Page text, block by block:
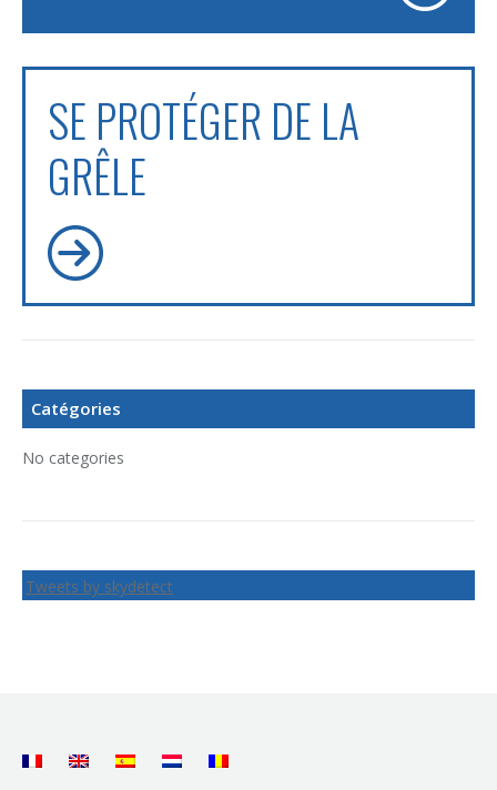
SE PROTÉGER DE LA
GRÊLE
Catégories
No categories
Tweets by skydetect